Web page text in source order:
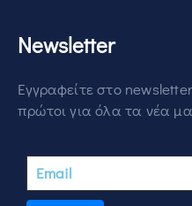
Newsletter
Εγγραφείτε στο
πρώτοι για όλα τα νέα